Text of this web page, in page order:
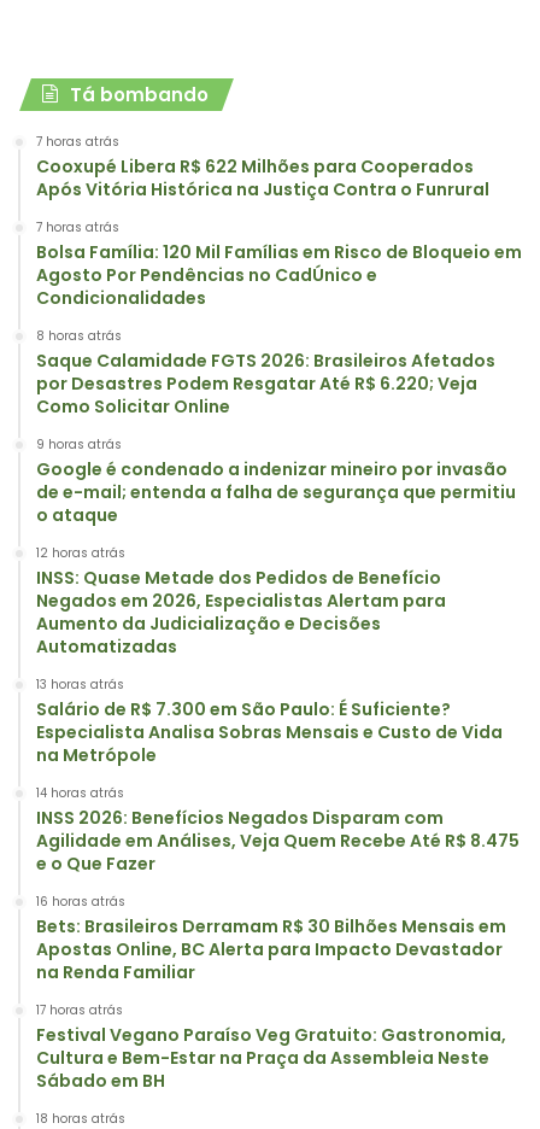
Tá bombando
7 horas atrás
Cooxupé Libera R$ 622 Milhões para Cooperados
Após Vitória Histórica na Justiça Contra o Funrural
7 horas atrás
Bolsa Família: 120 Mil Famílias em Risco de Bloqueio em
Agosto Por Pendências no CadÚnico e
Condicionalidades
8 horas atrás
Saque Calamidade FGTS 2026: Brasileiros Afetados
por Desastres Podem Resgatar Até R$ 6.220; Veja
Como Solicitar Online
9 horas atrás
Google é condenado a indenizar mineiro por invasão
de e-mail; entenda a falha de segurança que permitiu
o ataque
12 horas atrás
INSS: Quase Metade dos Pedidos de Benefício
Negados em 2026, Especialistas Alertam para
Aumento da Judicialização e Decisões
Automatizadas
13 horas atrás
Salário de R$ 7.300 em São Paulo: É Suficiente?
Especialista Analisa Sobras Mensais e Custo de Vida
na Metrópole
14 horas atrás
INSS 2026: Benefícios Negados Disparam com
Agilidade em Análises, Veja Quem Recebe Até R$ 8.475
e o Que Fazer
16 horas atrás
Bets: Brasileiros Derramam R$ 30 Bilhões Mensais em
Apostas Online, BC Alerta para Impacto Devastador
na Renda Familiar
17 horas atrás
Festival Vegano Paraíso Veg Gratuito: Gastronomia,
Cultura e Bem-Estar na Praça da Assembleia Neste
Sábado em BH
18 horas atrás